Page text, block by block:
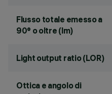
Flusso totale emesso a
90° o oltre (lm)
Light output ratio (LOR)
Ottica e angolo di